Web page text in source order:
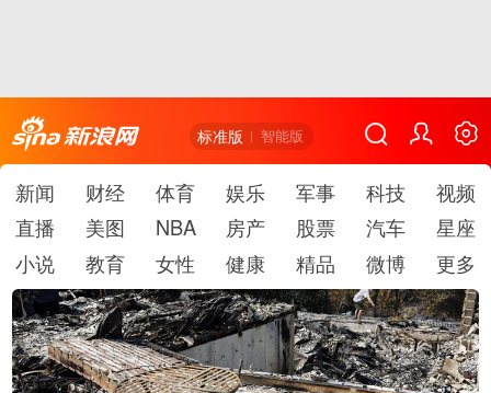
标准版 智能版
新闻 财经 体育 娱乐 军事 科技
视频
直播
美图 NBA 房产 股票 汽车
星座
小说
教育 女性 健康 精品 微博 更多